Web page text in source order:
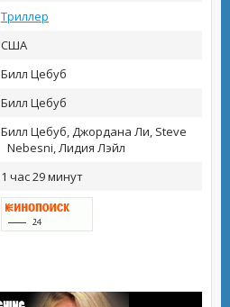
Триллер
США
Билл Цебуб
Билл Цебуб
Билл Цебуб, Джордана Ли, Steve
Nebesni, Лидия Лэйл
1 час 29 минут